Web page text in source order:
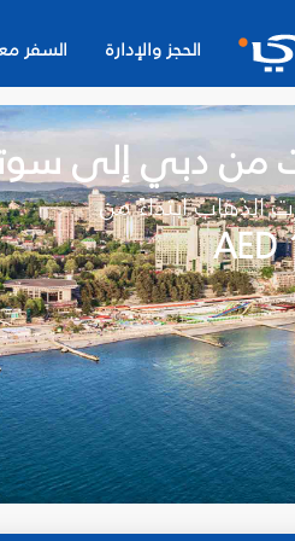
الحجز والإدارة السفر
من دبي إلى
الذهاب ابتداءً من